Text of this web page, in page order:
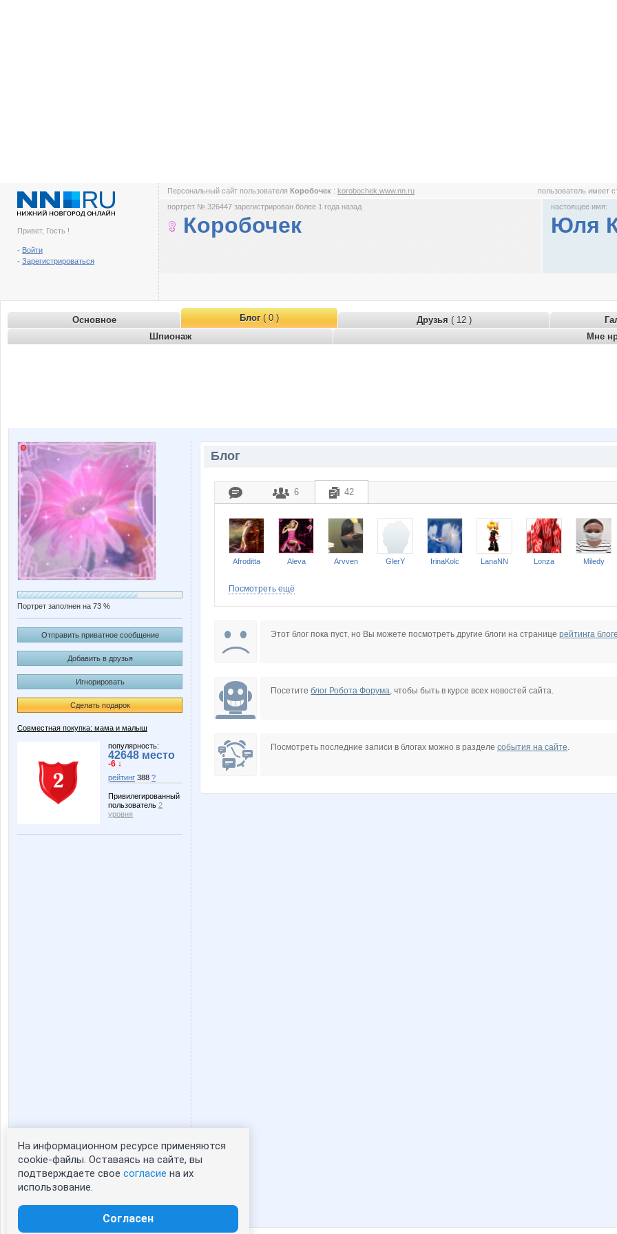
Привет, Гость !
- Войти
- Зарегистрироваться
Персональный сайт пользователя Коробочек : korobochek.www.nn.ru пользователь имеет
портрет № 326447 зарегистрирован более 1 года назад
Коробочек
настоящее имя:
Юля
Основное Блог( 0 ) Друзья ( 12 )
Шпионаж
Мне
Портрет заполнен на 73 %
Отправить приватное сообщение
Добавить в друзья
Игнорировать
Сделать подарок
Совместная покупка: мама и малыш
популярность:
42648 место
-6 ↓
рейтинг 388 ?
Привилегированный
пользователь 2
уровня
Статистика портрета:
сейчас просматривают портрет - 0
зарегистрированные пользователи
Блог
6 42
Afroditta Aleva Arvven GlerY IrinaKolc LanaNN Lonza Miledy
taiti
Улена Шахусь
Посмотреть ещё
Этот блог пока пуст, но Вы можете посмотреть другие блоги на странице рейтинга
Посетите блог Робота Форума, чтобы быть в курсе всех новостей сайта.
Посмотреть последние записи в блогах можно в разделе события на сайте.
На информационном ресурсе применяются
cookie-файлы. Оставаясь на сайте, вы
подтверждаете свое согласие на их
использование.
Согласен